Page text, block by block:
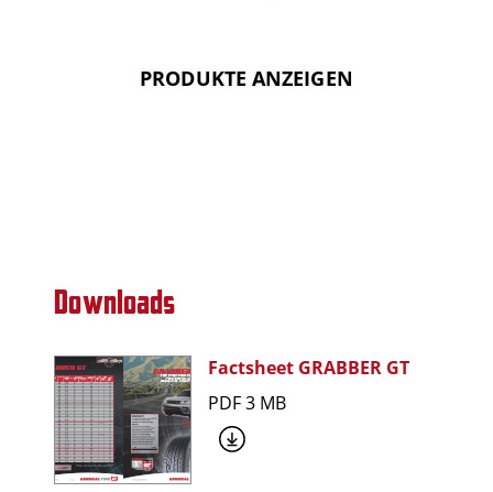
PRODUKTE ANZEIGEN
Downloads
Factsheet GRABBER GT
PDF 3 MB